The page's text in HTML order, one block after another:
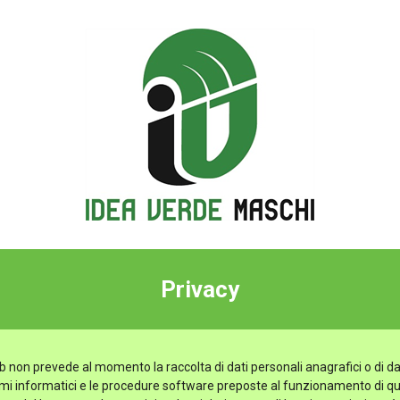
Privacy
non prevede al momento la raccolta di dati personali anagrafici o di
informatici e le procedure software preposte al funzionamento di